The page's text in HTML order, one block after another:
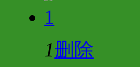
1
1删除